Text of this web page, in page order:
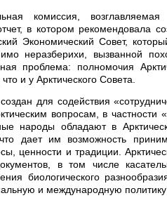
комиссия, возглавляемая
в котором рекомендовала
Экономический Совет,
неразберихи, вызванной
проблема: полномочия
и у Арктического Совета.
для содействия
вопросам, в частности
народы обладают в
дает им возможность
ценности и традиции.
в том числе
биологического
и международную политику